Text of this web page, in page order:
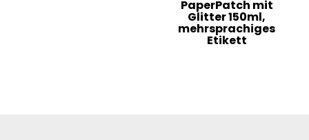
PaperPatch mit
Glitter 150ml,
mehrsprachiges
Etikett